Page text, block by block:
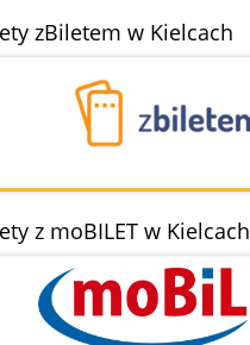
zBiletem w Kielcach
z moBILET w Kielcach